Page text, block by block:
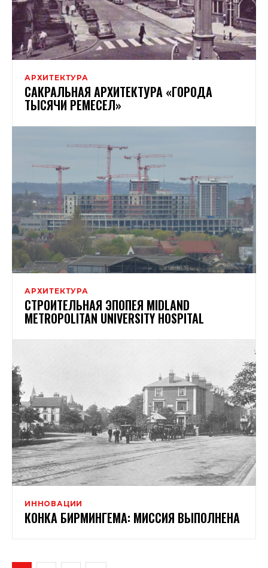
АРХИТЕКТУРА
САКРАЛЬНАЯ АРХИТЕКТУРА «ГОРОДА
ТЫСЯЧИ РЕМЕСЕЛ»
АРХИТЕКТУРА
СТРОИТЕЛЬНАЯ ЭПОПЕЯ MIDLAND
METROPOLITAN UNIVERSITY HOSPITAL
ИННОВАЦИИ
КОНКА БИРМИНГЕМА: МИССИЯ ВЫПОЛНЕНА